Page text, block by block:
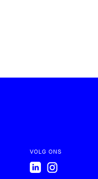
VOLG ONS